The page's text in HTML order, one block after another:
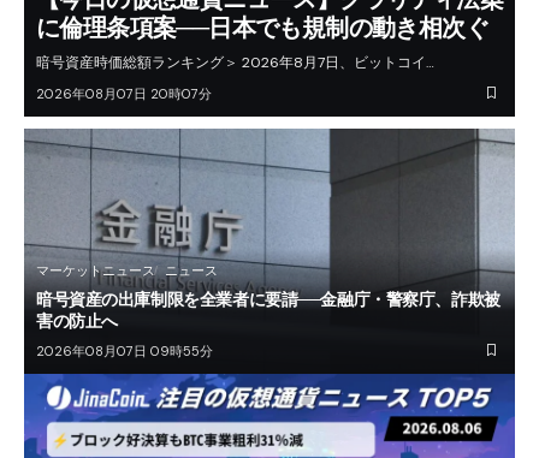
に倫理条項案──日本でも規制の動き相次ぐ
暗号資産時価総額ランキング＞ 2026年8月7日、ビットコイ…
2026年08月07日 20時07分
マーケットニュース ニュース
暗号資産の出庫制限を全業者に要請──金融庁・警察庁、詐欺被
害の防止へ
2026年08月07日 09時55分